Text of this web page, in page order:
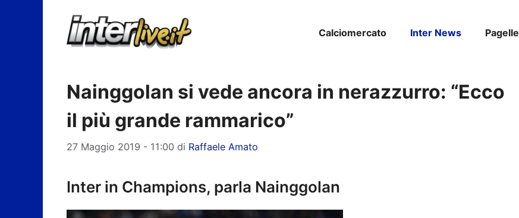
Calciomercato Inter News Pagelle
Nainggolan si vede ancora in nerazzurro: “Ecco
il più grande rammarico”
27 Maggio 2019 - 11:00 di Raffaele Amato
Inter in Champions, parla Nainggolan